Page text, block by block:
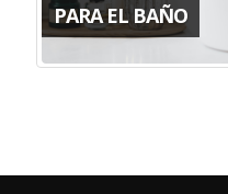
PARA EL BAÑO